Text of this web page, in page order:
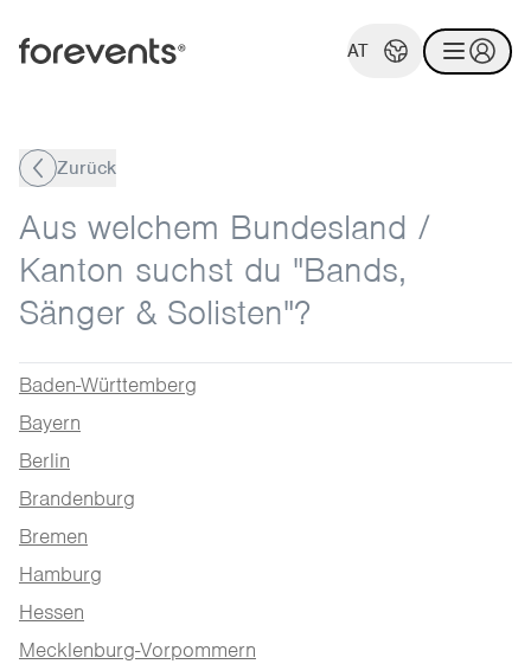
AT
Zurück
Aus welchem Bundesland /
Kanton suchst du "Bands,
Sänger & Solisten"?
Baden-Württemberg
Bayern
Berlin
Brandenburg
Bremen
Hamburg
Hessen
Mecklenburg-Vorpommern